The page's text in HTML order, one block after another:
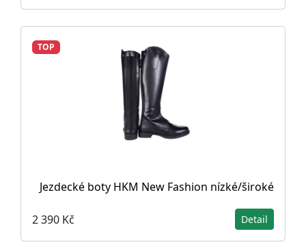
TOP
Jezdecké boty HKM New Fashion nízké/široké
2 390 Kč Detail